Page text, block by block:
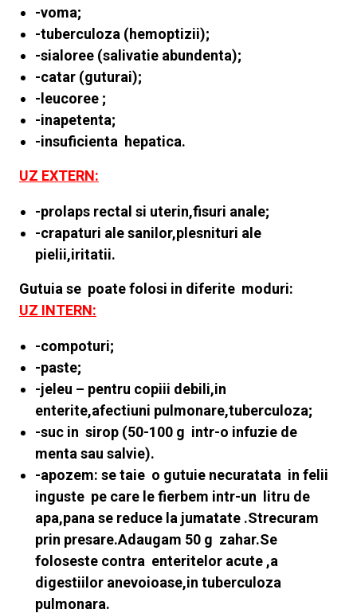
-voma;
-tuberculoza (hemoptizii);
-sialoree (salivatie abundenta);
-catar (guturai);
-leucoree ;
-inapetenta;
-insuficienta hepatica.
UZ EXTERN:
-prolaps rectal si uterin,fisuri anale;
-crapaturi ale sanilor,plesnituri ale
pielii,iritatii.
Gutuia se poate folosi in diferite moduri:
UZ INTERN:
-compoturi;
-paste;
-jeleu – pentru copiii debili,in
enterite,afectiuni pulmonare,tuberculoza;
-suc in sirop (50-100 g intr-o infuzie de
menta sau salvie).
-apozem: se taie o gutuie necuratata in felii
inguste pe care le fierbem intr-un litru de
apa,pana se reduce la jumatate .Strecuram
prin presare.Adaugam 50 g zahar.Se
foloseste contra enteritelor acute ,a
digestiilor anevoioase,in tuberculoza
pulmonara.